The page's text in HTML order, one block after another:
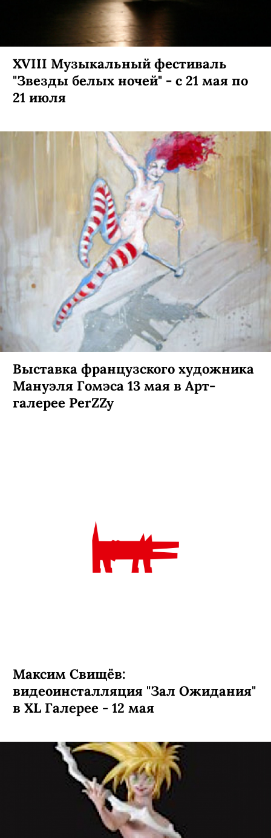
XVIII Музыкальный фестиваль
"Звезды белых ночей" - с 21 мая по
21 июля
Выставка французского художника
Мануэля Гомэса 13 мая в Арт-
галерее PerZZy
Максим Свищёв:
видеоинсталляция "Зал Ожидания"
в XL Галерее - 12 мая